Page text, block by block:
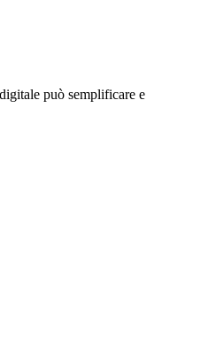
può semplificare e